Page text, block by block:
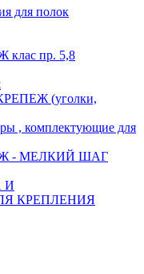
для полок
пр. 5,8
(уголки,
, комплектующие для
- МЕЛКИЙ ШАГ
И
КРЕПЛЕНИЯ